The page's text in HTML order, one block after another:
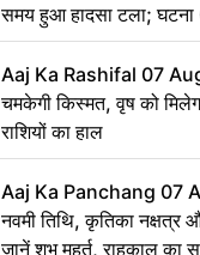
समय हुआ हादसा टला;
Aaj Ka Rashifal 07
चमकेगी किस्मत, वृष को
राशियों का हाल
Aaj Ka Panchang 07
नवमी तिथि, कृतिका नक्षत्र
जानें शुभ मुहूर्त, राहुकाल का